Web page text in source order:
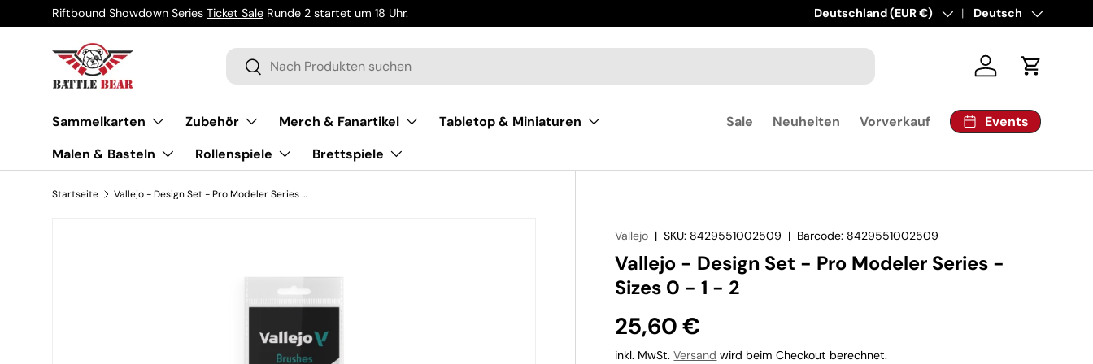
Direkt zum Inhalt
Riftbound Showdown Series Ticket Sale Runde 2 startet um 18 Uhr. Land/Region
Deutschland (EUR €) SpracheDeutsch
Suchen
Suchen Einloggen
Sammelkarten Zubehör Merch & Fanartikel
Tabletop & Miniaturen
Malen & Basteln
Rollenspiele Brettspiele
Sale Neuheiten Vorverkauf Events
Startseite Vallejo - Design Set - Pro Modeler Series - Sizes 0 - 1 - 2
Vallejo |SKU: 8429551002509 | Barcode: 8429551002509
Vallejo - Design Set - Pro Modeler Series -
Sizes 0 - 1 - 2
25,60 €
inkl. MwSt.Versand wird beim Checkout berechnet.